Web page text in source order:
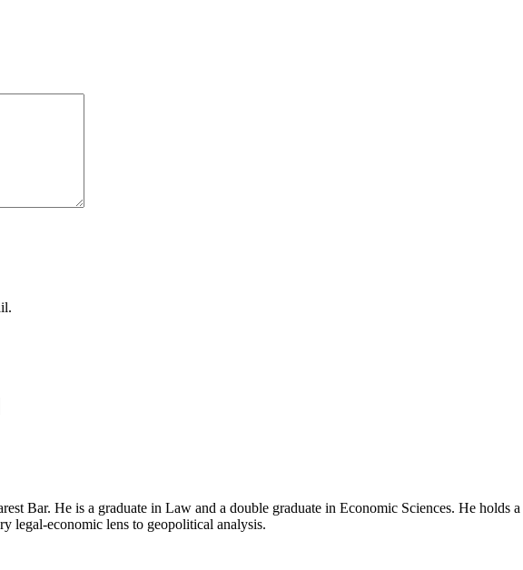
Bar. He is a graduate in Law and a double graduate in Economic Sciences. He
legal-economic lens to geopolitical analysis.